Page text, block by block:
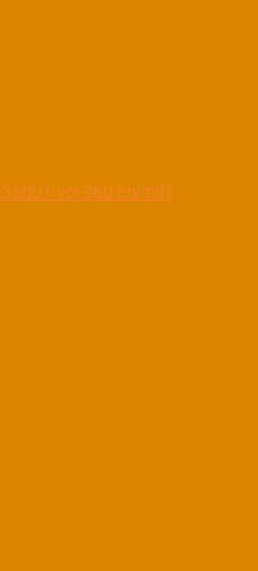
với 360 chi tiết